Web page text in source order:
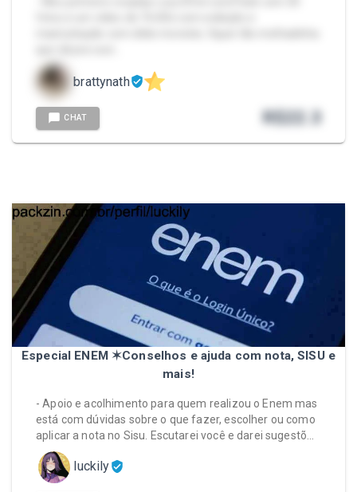
brattynath
CHAT R$22.3
Especial ENEM ✶Conselhos e ajuda com nota, SISU e
mais!
- Apoio e acolhimento para quem realizou o Enem mas
está com dúvidas sobre o que fazer, escolher ou como
aplicar a nota no Sisu. Escutarei você e darei sugestõ…
luckily